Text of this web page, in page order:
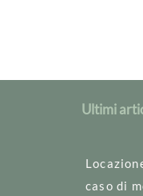
Ultimi
caso di